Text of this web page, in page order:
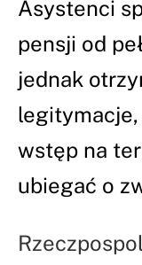
Asystenci
pensji od
jednak
wstęp na
ubiegać o